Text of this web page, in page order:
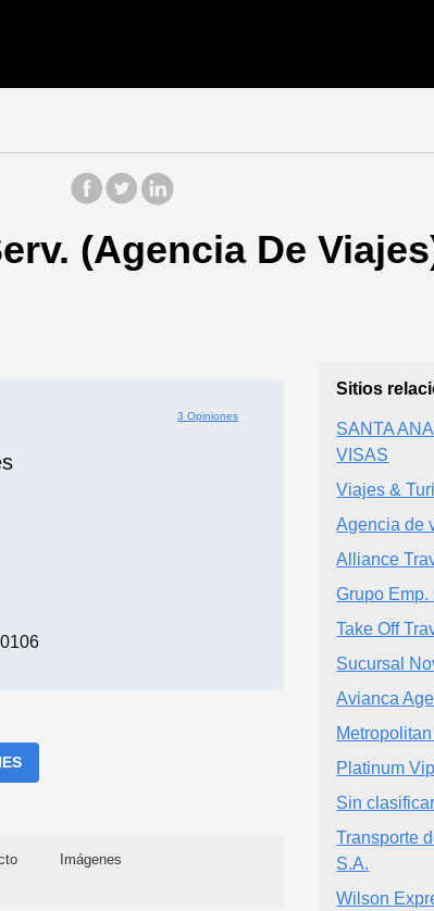
(Agencia De
3 Opiniones
Imágenes
Sitios
SANTA
VISAS
Viajes &
Agencia de
Alliance
Grupo
Take Off
Sucursal
Avianca
Platinum
Sin clasificar
Transporte
S.A.
Wilson